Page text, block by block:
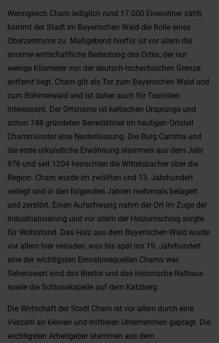
Wenngleich Cham lediglich rund 17.000 Einwohner zählt,
kommt der Stadt im Bayerischen Wald die Rolle eines
Oberzentrums zu. Maßgebend hierfür ist vor allem die
enorme wirtschaftliche Bedeutung des Ortes, der nur
wenige Kilometer von der deutsch-tschechischen Grenze
entfernt liegt. Cham gilt als Tor zum Bayerischen Wald und
zum Böhmerwald und ist daher auch für Touristen
interessant. Der Ortsname ist keltischen Ursprungs und
schon 748 gründeten Benediktiner im heutigen Ortsteil
Chammünster eine Niederlassung. Die Burg Camma und
die erste urkundliche Erwähnung stammen aus dem Jahr
976 und seit 1204 herrschten die Wittelsbacher über die
Region. Cham wurde im zwölften und 13. Jahrhundert
verlegt und in den folgenden Jahren mehrmals belagert
und zerstört. Einen Aufschwung nahm der Ort im Zuge der
Industrialisierung und vor allem der Holzumschlag sorgte
für Wohlstand. Das Holz aus dem Bayerischen Wald wurde
vor allem hier verladen, was bis spät ins 19. Jahrhundert
eine der wichtigsten Einnahmequellen Chams war.
Sehenswert sind das Biertor und das historische Rathaus
sowie die Schlosskapelle auf dem Katzberg.
Die Wirtschaft der Stadt Cham ist vor allem durch eine
Vielzahl an kleinen und mittleren Unternehmen geprägt. Die
wichtigsten Arbeitgeber stammen aus dem